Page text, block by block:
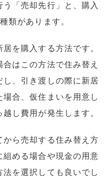
「売却先行」と、購入
類があります。
を購入する方法です。
はこの方法で住み替え
、引き渡しの際に新居
合、仮住まいを用意し
し費用が発生します。
ら売却する住み替え方
める場合や現金の用意
を選択しても良いでし